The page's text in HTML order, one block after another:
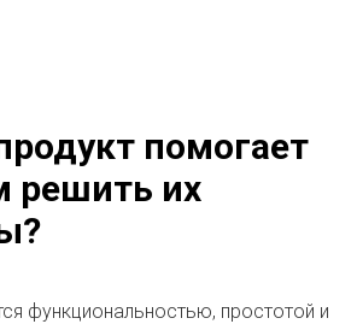
помогает
решить их
функциональностью, простотой и